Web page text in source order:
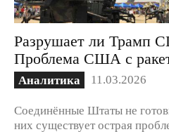
Разрушает ли Трамп
Проблема США с
Аналитика 11.03.2026
Соединённые Штаты не
них существует острая